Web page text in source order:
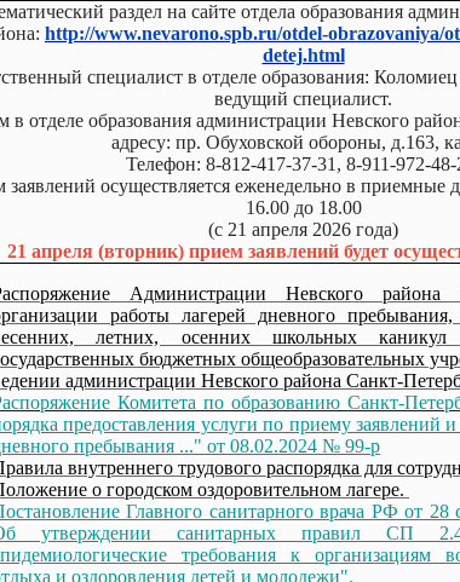
раздел на сайте отдела образования
http://www.nevarono.spb.ru/otdel-obrazovaniya/
detej.html
специалист в отделе образования:
ведущий специалист.
в отделе образования администрации Невского
адресу: пр. Обуховской обороны, д.163,
Телефон: 8-812-417-37-31, 8-911-972-48-
осуществляется еженедельно в приемные
16.00 до 18.00
(с 21 апреля 2026 года)
21 апреля (вторник) прием заявлений будет
Администрации Невского района
работы лагерей дневного
летних, осенних школьных
бюджетных общеобразовательных
администрации Невского района Санкт-
Комитета по образованию Санкт-
предоставления услуги по приему заявлений
пребывания ..." от 08.02.2024 № 99-р
внутреннего трудового распорядка для
о городском оздоровительном лагере.
Главного санитарного врача РФ от 28
утверждении санитарных правил СП
требования к организациям
и оздоровления детей и молодежи".